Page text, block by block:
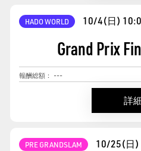
HADO WORLD 10/4(日)
Grand Prix
報酬総額： ---
詳
PRE GRANDSLAM 10/25(日)